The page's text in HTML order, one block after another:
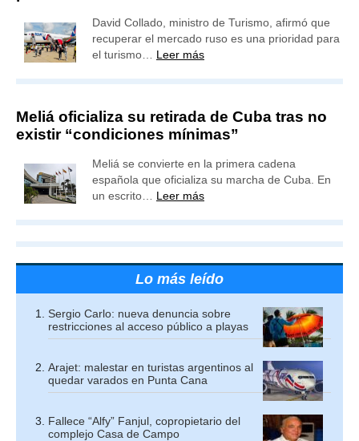
David Collado, ministro de Turismo, afirmó que
recuperar el mercado ruso es una prioridad para
el turismo… Leer más
Meliá oficializa su retirada de Cuba tras no
existir “condiciones mínimas”
Meliá se convierte en la primera cadena
española que oficializa su marcha de Cuba. En
un escrito… Leer más
Lo más leído
Sergio Carlo: nueva denuncia sobre
restricciones al acceso público a playas
Arajet: malestar en turistas argentinos al
quedar varados en Punta Cana
Fallece “Alfy” Fanjul, copropietario del
complejo Casa de Campo